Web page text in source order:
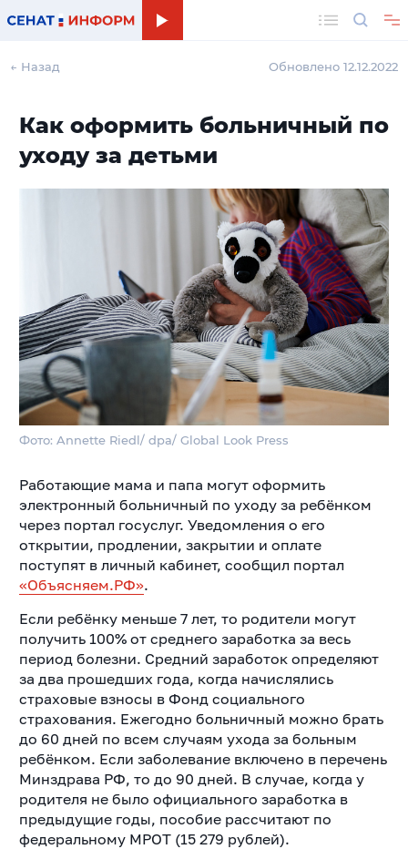
← Назад Обновлено 12.12.2022
Как оформить больничный по
уходу за детьми
Фото: Annette Riedl/ dpa/ Global Look Press
Работающие мама и папа могут оформить
электронный больничный по уходу за ребёнком
через портал госуслуг. Уведомления о его
открытии, продлении, закрытии и оплате
поступят в личный кабинет, сообщил портал
«Объясняем.РФ».
Если ребёнку меньше 7 лет, то родители могут
получить 100% от среднего заработка за весь
период болезни. Средний заработок определяют
за два прошедших года, когда начислялись
страховые взносы в Фонд социального
страхования. Ежегодно больничный можно брать
до 60 дней по всем случаям ухода за больным
ребёнком. Если заболевание включено в перечень
Минздрава РФ, то до 90 дней. В случае, когда у
родителя не было официального заработка в
предыдущие годы, пособие рассчитают по
федеральному МРОТ (15 279 рублей).